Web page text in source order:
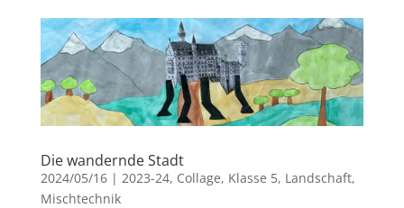
Die wandernde Stadt
2024/05/16| 2023-24, Collage, Klasse 5, Landschaft,
Mischtechnik